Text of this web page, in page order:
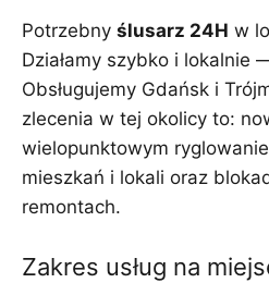
Potrzebny ślusarz 24H w
Działamy szybko i lokalnie
Obsługujemy Gdańsk i
zlecenia w tej okolicy to:
wielopunktowym
mieszkań i lokali oraz
remontach.
Zakres usług na